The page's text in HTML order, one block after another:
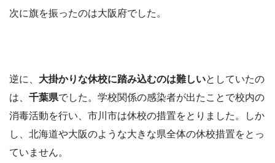
次に旗を振ったのは大阪府でした。
逆に、 大掛かりな休校に踏み込むのは難しいとしていたの
は、 千葉県でした。学校関係の感染者が出たことで校内の
消毒活動を行い、市川市は休校の措置をとりました。しか
し、北海道や大阪のような大きな県全体の休校措置をとっ
ていません。